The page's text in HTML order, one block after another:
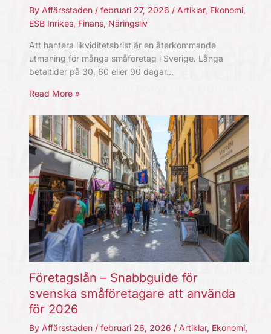
By Affärsstaden / februari 27, 2026 / Artiklar, Ekonomi,
ESB Inrikes, Finans, Näringsliv
Att hantera likviditetsbrist är en återkommande
utmaning för många småföretag i Sverige. Långa
betaltider på 30, 60 eller 90 dagar…
Read More »
Företagslån – Snabbguide för
svenska småföretagare att använda
för 2026
By Affärsstaden / februari 26, 2026 / Artiklar, Ekonomi,